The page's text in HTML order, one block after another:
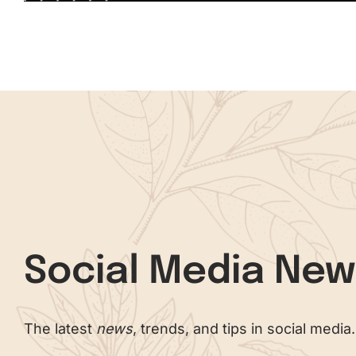
Social Media
The latestnews, trends, and tips in social media.